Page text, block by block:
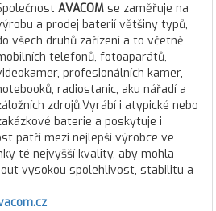
AVACOM se zaměřuje na
a prodej baterií většiny typů,
všech druhů zařízení a to včetně
telefonů, fotoaparátů,
profesionálních kamer,
radiostanic, aku nářadí a
zdrojů.Vyrábí i atypické nebo
baterie a poskytuje i
patří mezi nejlepší výrobce ve
té nejvyšší kvality, aby mohla
vysokou spolehlivost, stabilitu a